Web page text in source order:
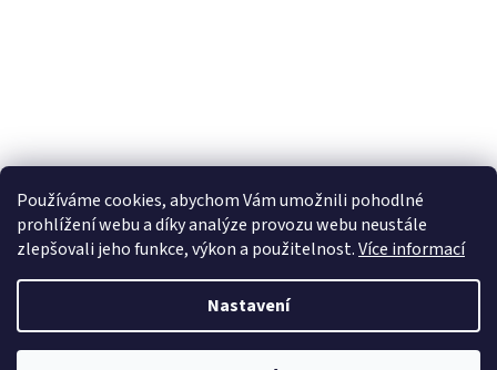
Používáme cookies, abychom Vám umožnili pohodlné
prohlížení webu a díky analýze provozu webu neustále
zlepšovali jeho funkce, výkon a použitelnost.Více informací
Nastavení